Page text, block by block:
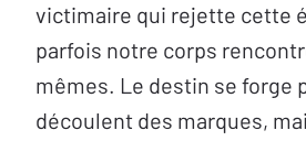
victimaire qui rejette cette
parfois notre corps
mêmes. Le destin se forge
découlent des marques,